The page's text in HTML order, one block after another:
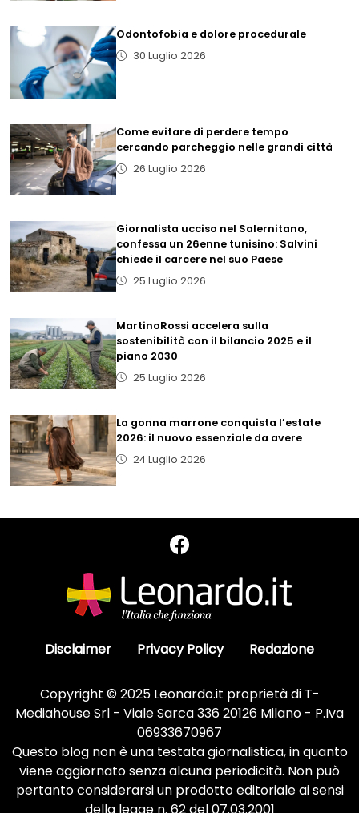
Odontofobia e dolore procedurale
30 Luglio 2026
Come evitare di perdere tempo
cercando parcheggio nelle grandi città
26 Luglio 2026
Giornalista ucciso nel Salernitano,
confessa un 26enne tunisino: Salvini
chiede il carcere nel suo Paese
25 Luglio 2026
MartinoRossi accelera sulla
sostenibilità con il bilancio 2025 e il
piano 2030
25 Luglio 2026
La gonna marrone conquista l’estate
2026: il nuovo essenziale da avere
24 Luglio 2026
Disclaimer Privacy Policy Redazione
Copyright © 2025 Leonardo.it proprietà di T-
Mediahouse Srl - Viale Sarca 336 20126 Milano - P.Iva
06933670967
Questo blog non è una testata giornalistica, in quanto
viene aggiornato senza alcuna periodicità. Non può
pertanto considerarsi un prodotto editoriale ai sensi
della legge n. 62 del 07.03.2001